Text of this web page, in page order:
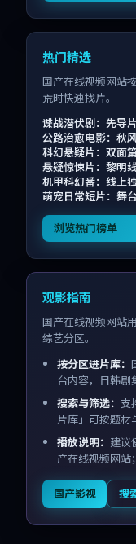
热门精选
国产在线视频网站
荒时快速找片。
谍战潜伏剧：先导片
公路治愈电影：秋
科幻悬疑片：双面篇
悬疑惊悚片：黎明
机甲科幻番：线上
萌宠日常短片：舞
浏览热门榜单
观影指南
国产在线视频网站
综艺分区。
按分区进片库：
台内容，日韩剧
搜索与筛选： 支
片库」可按题材
播放说明： 建议
产在线视频网站
国产影视 搜